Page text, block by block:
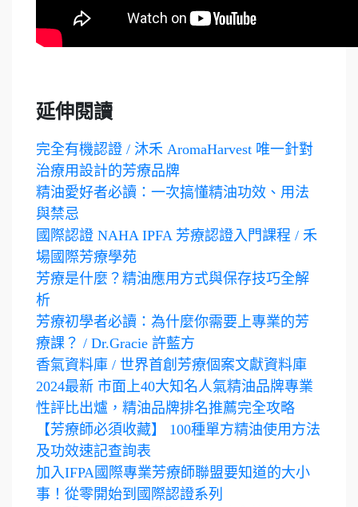
延伸閱讀
完全有機認證 / 沐禾 AromaHarvest 唯一針對
治療用設計的芳療品牌
精油愛好者必讀：一次搞懂精油功效、用法
與禁忌
國際認證 NAHA IPFA 芳療認證入門課程 / 禾
場國際芳療學苑
芳療是什麼？精油應用方式與保存技巧全解
析
芳療初學者必讀：為什麼你需要上專業的芳
療課？ / Dr.Gracie 許藍方
香氣資料庫 / 世界首創芳療個案文獻資料庫
2024最新 市面上40大知名人氣精油品牌專業
性評比出爐，精油品牌排名推薦完全攻略
【芳療師必須收藏】 100種單方精油使用方法
及功效速記查詢表
加入IFPA國際專業芳療師聯盟要知道的大小
事！從零開始到國際認證系列